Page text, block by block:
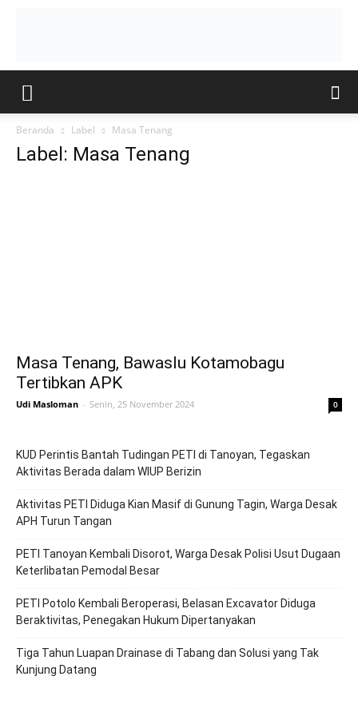
Beranda Label Masa Tenang
Label: Masa Tenang
Masa Tenang, Bawaslu Kotamobagu
Tertibkan APK
Udi Masloman - Senin, 25 November 2024 0
KUD Perintis Bantah Tudingan PETI di Tanoyan, Tegaskan
Aktivitas Berada dalam WIUP Berizin
Aktivitas PETI Diduga Kian Masif di Gunung Tagin, Warga Desak
APH Turun Tangan
PETI Tanoyan Kembali Disorot, Warga Desak Polisi Usut Dugaan
Keterlibatan Pemodal Besar
PETI Potolo Kembali Beroperasi, Belasan Excavator Diduga
Beraktivitas, Penegakan Hukum Dipertanyakan
Tiga Tahun Luapan Drainase di Tabang dan Solusi yang Tak
Kunjung Datang